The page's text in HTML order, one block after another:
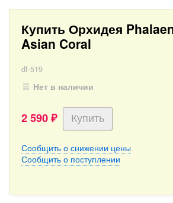
Купить Орхидея
Asian Coral
df-519
Нет в наличии
2 590 ₽
Сообщить о снижении цены
Сообщить о поступлении